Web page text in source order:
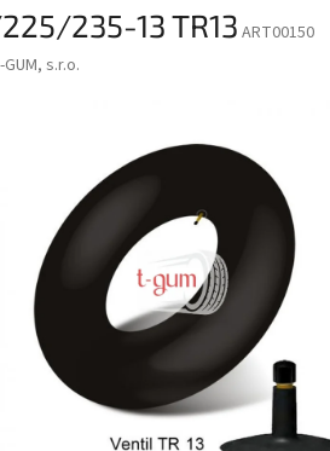
235-13 TR13 ART00150
GUM, s.r.o.